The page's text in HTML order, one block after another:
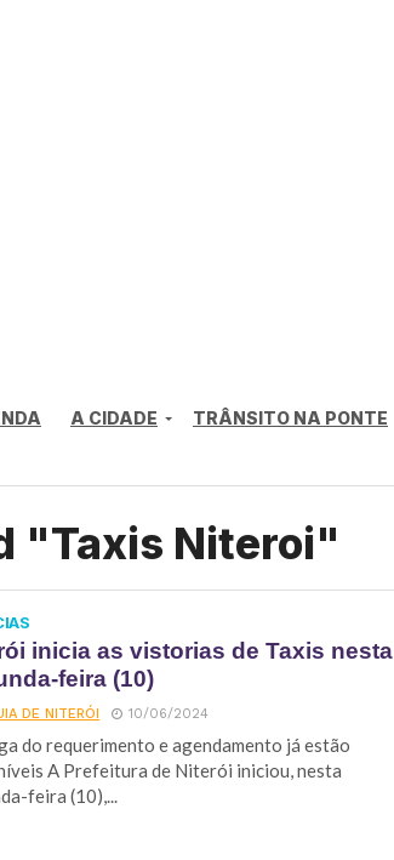
A CIDADE TRÂNSITO NA PONTE
"Taxis Niteroi"
inicia as vistorias de Taxis nesta
feira (10)
DE NITERÓI 10/06/2024
do requerimento e agendamento já estão
A Prefeitura de Niterói iniciou, nesta
feira (10),...